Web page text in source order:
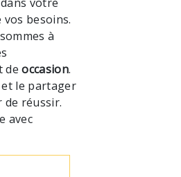
vos besoins.
à
deoccasion.
le partager
de réussir.
avec